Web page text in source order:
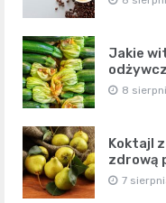
Jakie
8
Koktajl
zdrową
7